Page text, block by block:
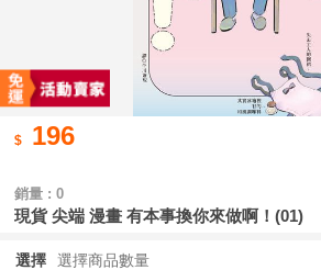
196
銷量 : 0
現貨 尖端 漫畫 有本事換你來做啊！(01)
選擇 選擇商品數量